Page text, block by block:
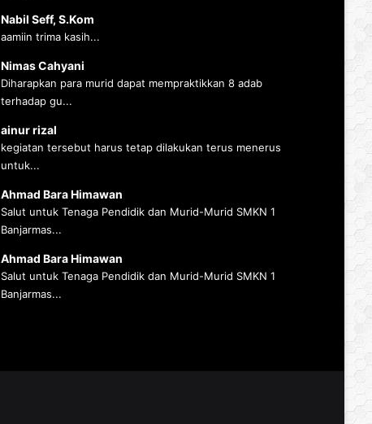
Nabil Seff, S.Kom
aamiin trima kasih...
Nimas Cahyani
Diharapkan para murid dapat mempraktikkan 8 adab
terhadap gu...
ainur rizal
kegiatan tersebut harus tetap dilakukan terus menerus
untuk...
Ahmad Bara Himawan
Salut untuk Tenaga Pendidik dan Murid-Murid SMKN 1
Banjarmas...
Ahmad Bara Himawan
Salut untuk Tenaga Pendidik dan Murid-Murid SMKN 1
Banjarmas...